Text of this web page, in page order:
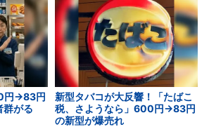
円→83円
群がる
新型タバコが大反響！「たばこ
税、さようなら」600円→83円
の新型が爆売れ